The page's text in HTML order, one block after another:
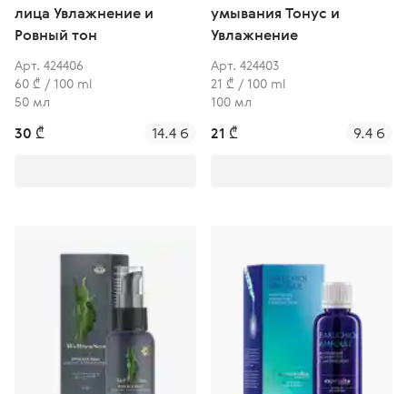
лица Увлажнение и
Ровный тон
Арт. 424406
60 ₾ / 100 ml
50 мл
30 ₾ 14.4 б
умывания Тонус и
Увлажнение
Арт. 424403
21 ₾ / 100 ml
100 мл
21 ₾ 9.4 б